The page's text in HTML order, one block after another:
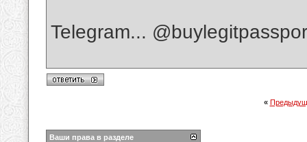
Telegram...
«
Ваши права в разделе